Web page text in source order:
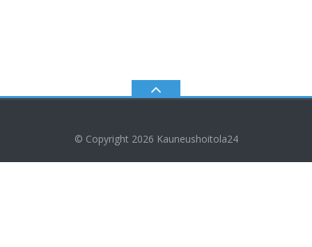
© Copyright 2026 Kauneushoitola24